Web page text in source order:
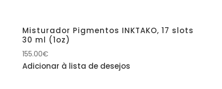
Misturador Pigmentos INKTAKO, 17 slots
30 ml (1oz)
155.00€
Adicionar à lista de desejos